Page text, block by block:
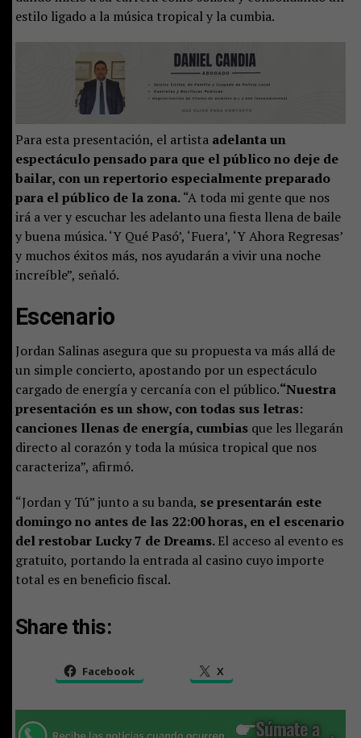
estilo ligado a la música tropical y la cumbia.
Para esta presentación, el artista adelanta un
espectáculo pensado para que el público no deje de
bailar, con un repertorio especialmente preparado
para el público de la zona.“A toda mi gente que nos
irá a ver y escuchar les adelanto una fiesta llena de baile
y buena música. ‘Y Qué Pasó’, ‘Fuera’, ‘Y Ahora Regresas’
y muchos éxitos más, nos ayudarán a vivir una noche
increíble”, señaló.
Escenario
Jordan Salinas asegura que su propuesta va más allá de
un simple concierto, apostando por un espectáculo
cargado de energía y cercanía con el público.“Nuestra
presentación es un show, con todas sus letras:
canciones llenas de energía, cumbias que les llegarán
directo al corazón y toda la música tropical que nos
caracteriza”, afirmó.
“Jordan y Tú” junto a su banda, se presentarán este
domingo no antes de las 22:00 horas, en el escenario
del restobar Lucky 7 de Dreams.El acceso al evento es
gratuito, portando la entrada al casino cuyo importe
total es en beneficio fiscal.
Share this:
Facebook X